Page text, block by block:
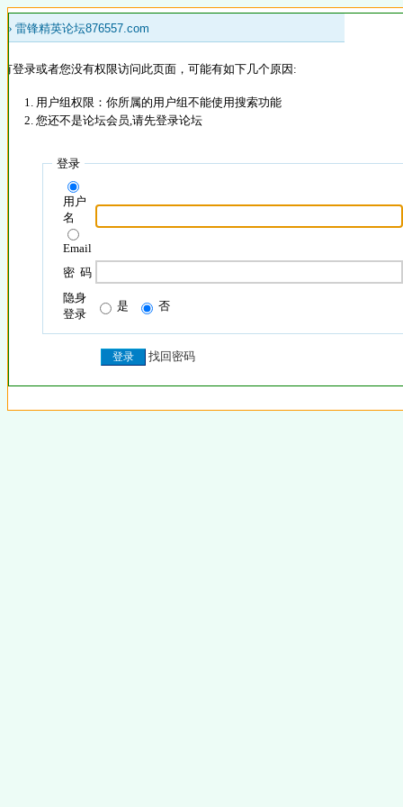
» 雷锋精英论坛876557.com
登录或者您没有权限访问此页面，可能有如下几个原因:
用户组权限：你所属的用户组不能使用搜索功能
您还不是论坛会员,请先登录论坛
登录
用户
名
Email
密 码
隐身
登录
是 否
找回密码